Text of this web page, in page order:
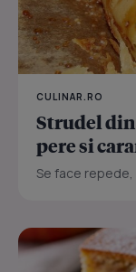
CULINAR.RO
Strudel din
pere si
Se face